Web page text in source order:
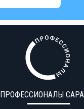
ПРОФЕССИОНАЛЫ